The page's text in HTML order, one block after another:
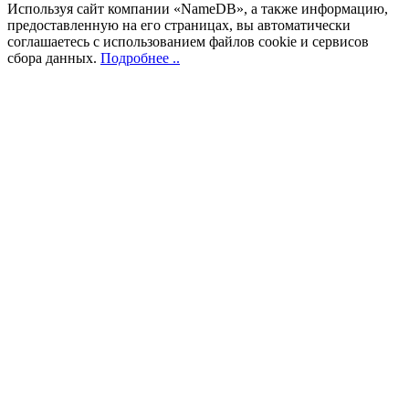
Используя сайт компании «NameDB», а также информацию,
предоставленную на его страницах, вы автоматически
соглашаетесь с использованием файлов cookie и сервисов
сбора данных. Подробнее ..